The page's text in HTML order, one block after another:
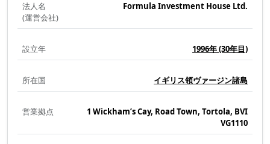
法人名
(運営会社)
Formula Investment House Ltd.
設立年 1996年(30年目)
所在国 イギリス領ヴァージン諸島
営業拠点
1 Wickham’s Cay, Road Town, Tortola, BVI
VG1110